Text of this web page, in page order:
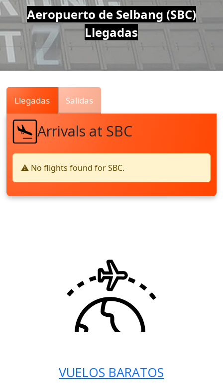
Air
Traffic
Live
Aeropuerto de Selbang (SBC)
Llegadas
Llegadas Salidas
Arrivals at SBC
⚠️ No flights found for SBC.
VUELOS BARATOS